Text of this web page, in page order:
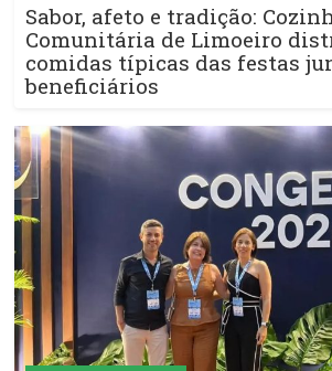
Sabor, afeto e tradição:
Comunitária de Limoeiro
comidas típicas das festas
beneficiários